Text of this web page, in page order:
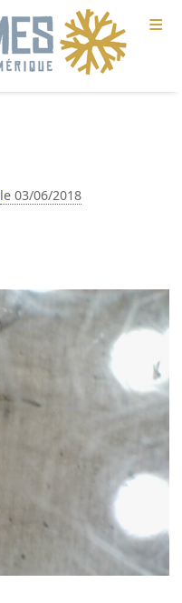
≡
le 03/06/2018